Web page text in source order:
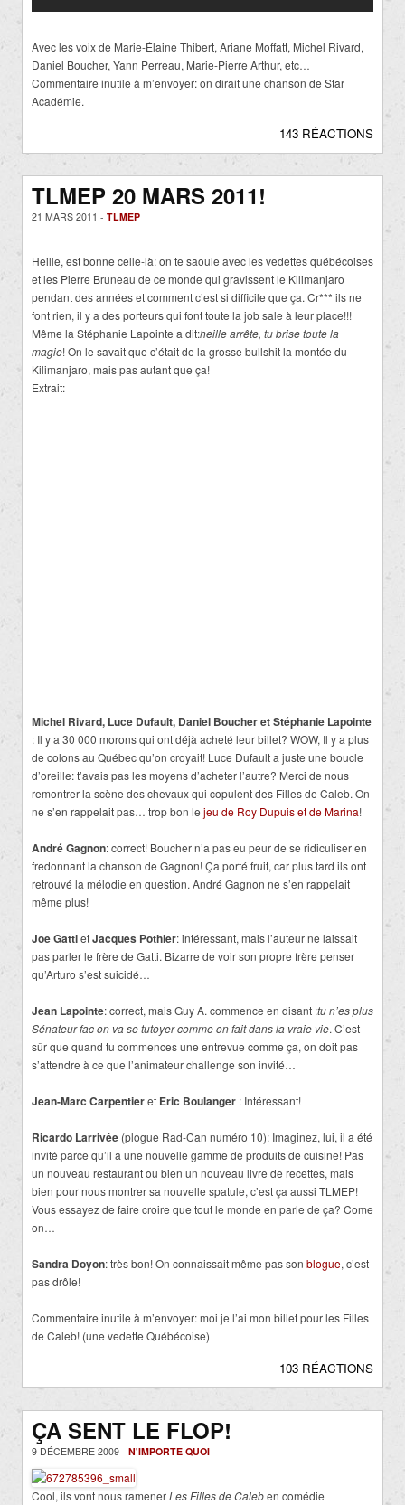
Avec les voix de Marie-Élaine Thibert, Ariane Moffatt, Michel Rivard,
Daniel Boucher, Yann Perreau, Marie-Pierre Arthur, etc…
Commentaire inutile à m’envoyer: on dirait une chanson de Star
Académie.
143 RÉACTIONS
TLMEP 20 MARS 2011!
21 MARS 2011 - TLMEP
Heille, est bonne celle-là: on te saoule avec les vedettes québécoises
et les Pierre Bruneau de ce monde qui gravissent le Kilimanjaro
pendant des années et comment c’est si difficile que ça. Cr*** ils ne
font rien, il y a des porteurs qui font toute la job sale à leur place!!!
Même la Stéphanie Lapointe a dit:heille arrête, tu brise toute la
magie! On le savait que c’était de la grosse bullshit la montée du
Kilimanjaro, mais pas autant que ça!
Extrait:
Michel Rivard, Luce Dufault, Daniel Boucher et Stéphanie Lapointe
: Il y a 30 000 morons qui ont déjà acheté leur billet? WOW, Il y a plus
de colons au Québec qu’on croyait! Luce Dufault a juste une boucle
d’oreille: t’avais pas les moyens d’acheter l’autre? Merci de nous
remontrer la scène des chevaux qui copulent des Filles de Caleb. On
ne s’en rappelait pas… trop bon le jeu de Roy Dupuis et de Marina!
André Gagnon: correct! Boucher n’a pas eu peur de se ridiculiser en
fredonnant la chanson de Gagnon! Ça porté fruit, car plus tard ils ont
retrouvé la mélodie en question. André Gagnon ne s’en rappelait
même plus!
Joe GattietJacques Pothier: intéressant, mais l’auteur ne laissait
pas parler le frère de Gatti. Bizarre de voir son propre frère penser
qu’Arturo s’est suicidé…
Jean Lapointe: correct, mais Guy A. commence en disant :tu n’es plus
Sénateur fac on va se tutoyer comme on fait dans la vraie vie. C’est
sûr que quand tu commences une entrevue comme ça, on doit pas
s’attendre à ce que l’animateur challenge son invité…
Jean-Marc Carpentieret Eric Boulanger : Intéressant!
Ricardo Larrivée (plogue Rad-Can numéro 10): Imaginez, lui, il a été
invité parce qu’il a une nouvelle gamme de produits de cuisine! Pas
un nouveau restaurant ou bien un nouveau livre de recettes, mais
bien pour nous montrer sa nouvelle spatule, c’est ça aussi TLMEP!
Vous essayez de faire croire que tout le monde en parle de ça? Come
on…
Sandra Doyon: très bon! On connaissait même pas son blogue, c’est
pas drôle!
Commentaire inutile à m’envoyer: moi je l’ai mon billet pour les Filles
de Caleb! (une vedette Québécoise)
103 RÉACTIONS
ÇA SENT LE FLOP!
9 DÉCEMBRE 2009 - N'IMPORTE QUOI
Cool, ils vont nous ramenerLes Filles de Caleben comédie